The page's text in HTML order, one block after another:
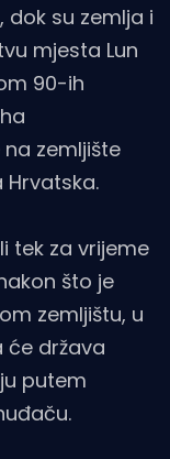
dok su zemlja i
mjesta Lun
90-ih
zemljište
Hrvatska.
tek za vrijeme
što je
zemljištu, u
će država
putem